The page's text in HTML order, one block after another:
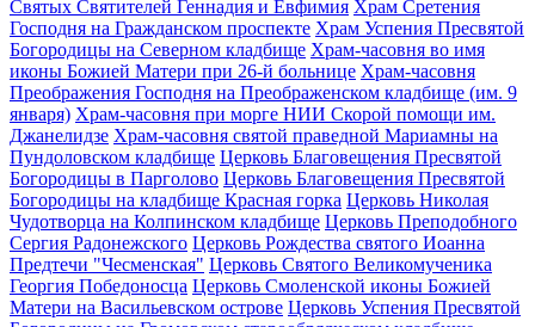
Святых Святителей Геннадия и Евфимия Храм Сретения
Господня на Гражданском проспекте Храм Успения Пресвятой
Богородицы на Северном кладбище Храм-часовня во имя
иконы Божией Матери при 26-й больнице Храм-часовня
Преображения Господня на Преображенском кладбище (им. 9
января) Храм-часовня при морге НИИ Скорой помощи им.
Джанелидзе Храм-часовня святой праведной Мариамны на
Пундоловском кладбище Церковь Благовещения Пресвятой
Богородицы в Парголово Церковь Благовещения Пресвятой
Богородицы на кладбище Красная горка Церковь Николая
Чудотворца на Колпинском кладбище Церковь Преподобного
Сергия Радонежского Церковь Рождества святого Иоанна
Предтечи "Чесменская" Церковь Святого Великомученика
Георгия Победоносца Церковь Смоленской иконы Божией
Матери на Васильевском острове Церковь Успения Пресвятой